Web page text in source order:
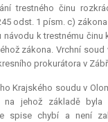
trestného činu
odst. 1 písm. c)
návodu k trestnému činu
zákona. Vrchní soud
prokurátora v
Krajského soudu v
jehož základě byla
spise chybí a není